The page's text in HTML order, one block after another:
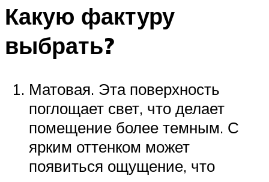
Какую фактуру
выбрать?
Матовая. Эта поверхность
поглощает свет, что делает
помещение более темным. С
ярким оттенком может
появиться ощущение, что